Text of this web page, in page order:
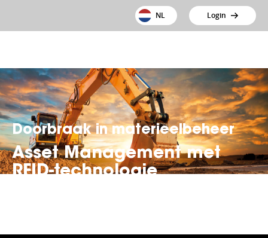
NL Login
Doorbraak in materieelbeheer
Asset Management met
RFID-technologie